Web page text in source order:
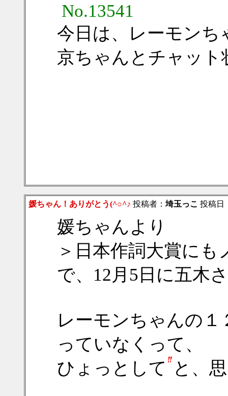
No.13541
今日は、レーモンち
京ちゃんとチャット
媛ちゃん！ありがとう(^○^♪ 投稿者： 埼玉っこ 投稿日
媛ちゃんより
＞日本作詞大賞に
で、12月5日に五木
レーモンちゃんの
っていなくって、
ひょっとして と、